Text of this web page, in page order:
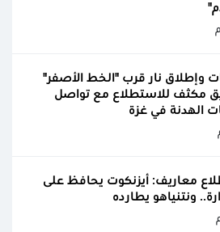
وإطلاق نار قرب "الخط الأصفر"
مكثف للاستطلاع مع تواصل
الهدنة في غزة
معاريف: أيزنكوت يحافظ على
ونتنياهو يطارده